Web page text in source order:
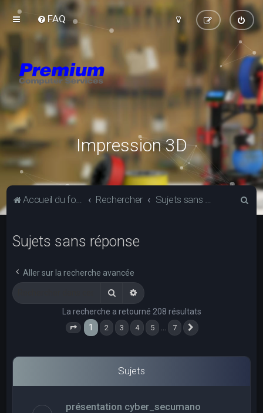
FAQ
Impression 3D
Accueil du forum Rechercher Sujets sans réponse
Sujets sans réponse
Aller sur la recherche avancée
RechercherRecherche avancée
La recherche a retourné 208 résultats
Page 1 sur
1 2 3 4 5 7
Sujets
présentation cyber_secumano